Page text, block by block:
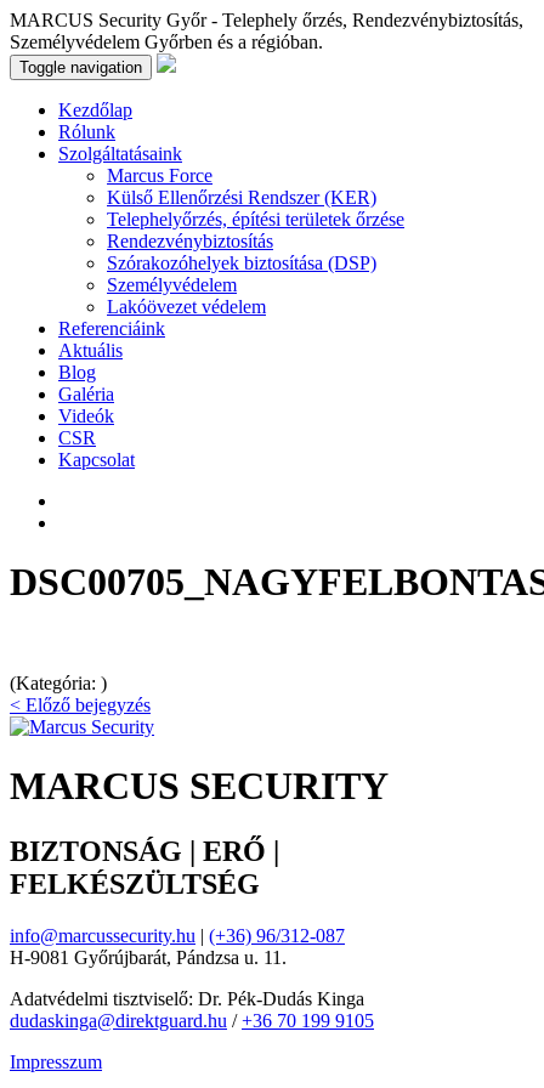
MARCUS Security Győr - Telephely őrzés, Rendezvénybiztosítás,
Személyvédelem Győrben és a régióban.
Toggle navigation
Kezdőlap
Rólunk
Szolgáltatásaink
Marcus Force
Külső Ellenőrzési Rendszer (KER)
Telephelyőrzés, építési területek őrzése
Rendezvénybiztosítás
Szórakozóhelyek biztosítása (DSP)
Személyvédelem
Lakóövezet védelem
Referenciáink
Aktuális
Blog
Galéria
Videók
CSR
Kapcsolat
(Kategória: )
< Előző bejegyzés
MARCUS SECURITY
BIZTONSÁG | ERŐ |
FELKÉSZÜLTSÉG
info@marcussecurity.hu | (+36) 96/312-087
H-9081 Győrújbarát, Pándzsa u. 11.
Adatvédelmi tisztviselő: Dr. Pék-Dudás Kinga
dudaskinga@direktguard.hu /+36 70 199 9105
Impresszum